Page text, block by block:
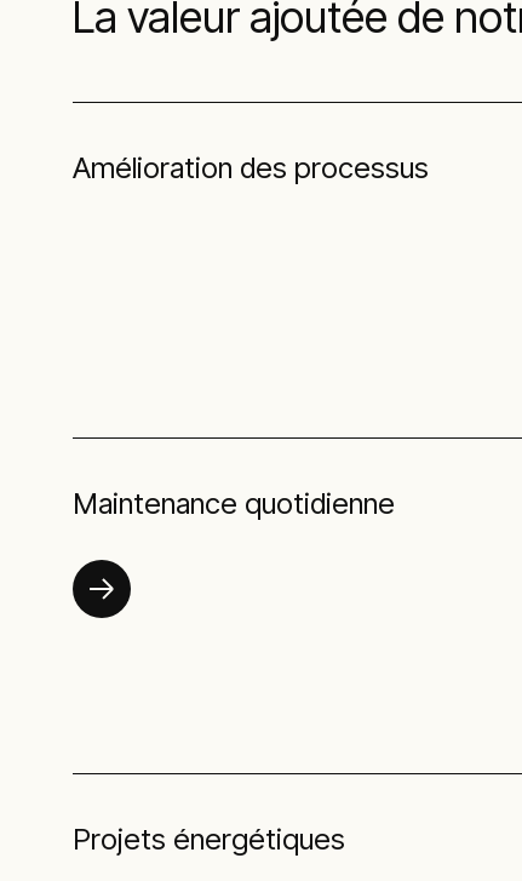
La valeur ajoutée de
Amélioration des processus
Maintenance quotidienne
Projets énergétiques